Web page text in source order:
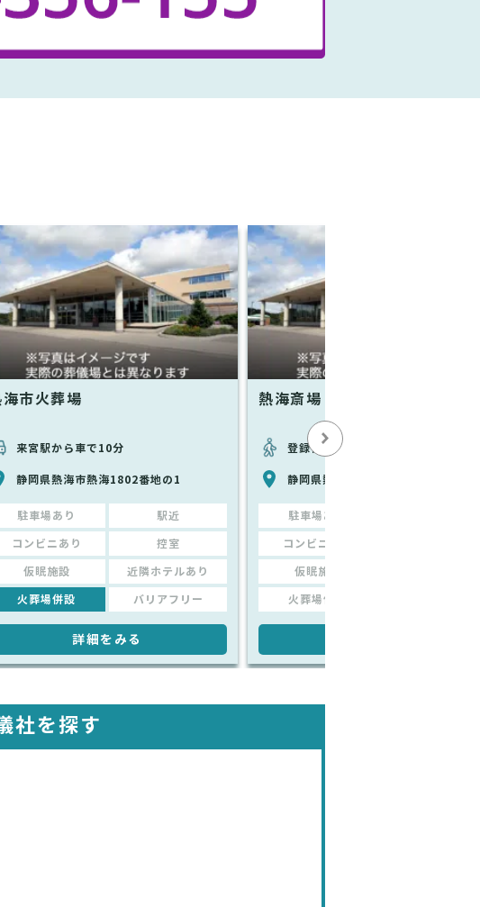
海市火葬場
来宮駅から車で10分
静岡県熱海市熱海1802番地の1
駐車場あり 駅近
コンビニあり 控室
仮眠施設 近隣ホテルあり
火葬場併設 バリアフリー
詳細をみる
熱海斎場
登録情報なし
静岡県熱海市熱海1802番地の1
駐車場あり
コンビニあり
仮眠施設
火葬場併設
社を探す